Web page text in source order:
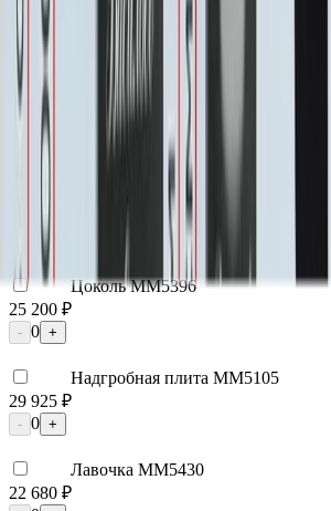
Столик ММ5420
20 160 ₽
-
Цветник ММ5150
24 250 ₽
Цоколь ММ5395
22 800 ₽
Цоколь ММ5396
25 200 ₽
- 0 +
Надгробная плита ММ5105
29 925 ₽
- 0 +
Лавочка ММ5430
22 680 ₽